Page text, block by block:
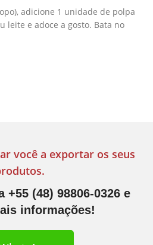
adicione 1 unidade de polpa
leite e adoce a gosto. Bata no
você a exportar os seus
+55 (48) 98806-0326 e
informações!